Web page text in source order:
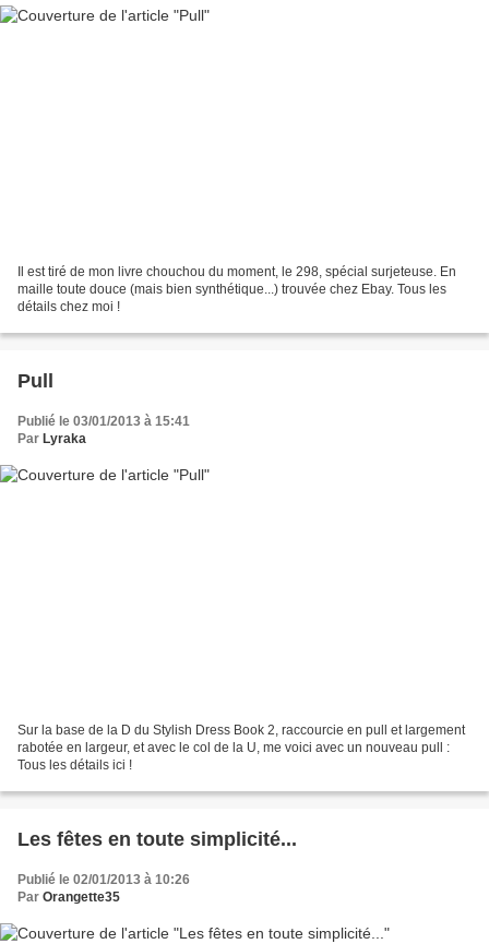
Il est tiré de mon livre chouchou du moment, le 298, spécial surjeteuse. En
maille toute douce (mais bien synthétique...) trouvée chez Ebay. Tous les
détails chez moi !
Pull
Publié le 03/01/2013 à 15:41
Par Lyraka
Sur la base de la D du Stylish Dress Book 2, raccourcie en pull et largement
rabotée en largeur, et avec le col de la U, me voici avec un nouveau pull :
Tous les détails ici !
Les fêtes en toute simplicité...
Publié le 02/01/2013 à 10:26
Par Orangette35